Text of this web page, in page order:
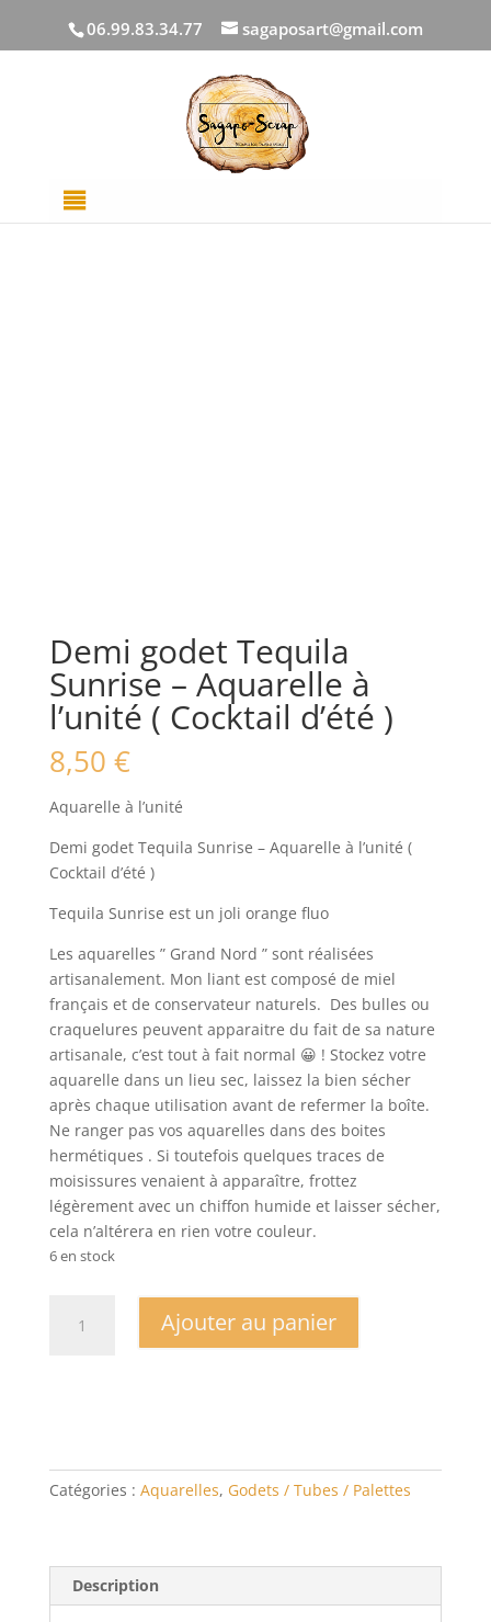
06.99.83.34.77 sagaposart@gmail.com
/Godets / Tubes /
Palettes
l’unité ( Cocktail d’été )
Demi godet Tequila
Sunrise – Aquarelle à
l’unité ( Cocktail d’été )
8,50 €
Aquarelle à l’unité
Demi godet Tequila Sunrise – Aquarelle à l’unité (
Cocktail d’été )
Tequila Sunrise est un joli orange fluo
Les aquarelles ” Grand Nord ” sont réalisées
artisanalement. Mon liant est composé de miel
français et de conservateur naturels. Des bulles ou
craquelures peuvent apparaitre du fait de sa nature
artisanale, c’est tout à fait normal 😀 ! Stockez votre
aquarelle dans un lieu sec, laissez la bien sécher
après chaque utilisation avant de refermer la boîte.
Ne ranger pas vos aquarelles dans des boites
hermétiques . Si toutefois quelques traces de
moisissures venaient à apparaître, frottez
légèrement avec un chiffon humide et laisser sécher,
cela n’altérera en rien votre couleur.
6 en stock
Aquarelle
Cocktail
d'été
Ajouter au panier
Catégories : Aquarelles, Godets / Tubes / Palettes
Description